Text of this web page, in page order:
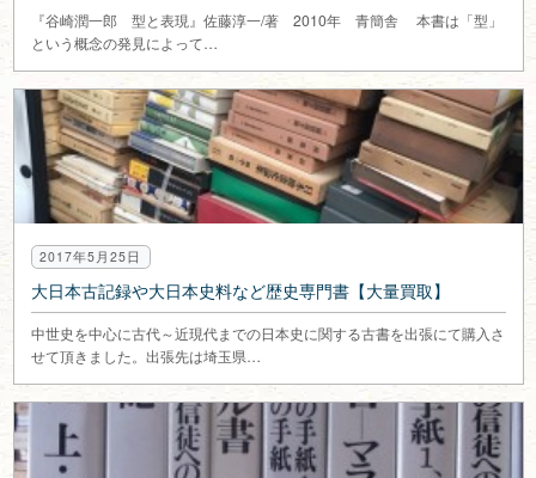
『谷崎潤一郎 型と表現』佐藤淳一/著 2010年 青簡舎 本書は「型」
という概念の発見によって…
2017年5月25日
大日本古記録や大日本史料など歴史専門書【大量買取】
中世史を中心に古代～近現代までの日本史に関する古書を出張にて購入さ
せて頂きました。出張先は埼玉県…